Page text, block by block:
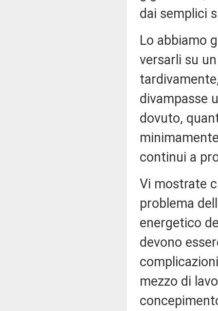
dai semplici
Lo abbiamo
versarli su
divampasse
dovuto,
continui a
Vi mostrate
problema
energetico
devono
mezzo di